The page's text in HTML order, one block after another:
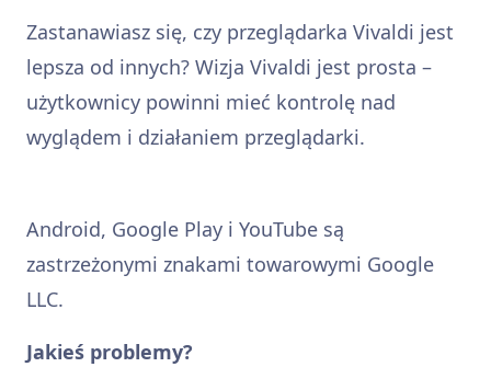
Zastanawiasz się, czy przeglądarka Vivaldi jest
lepsza od innych? Wizja Vivaldi jest prosta –
użytkownicy powinni mieć kontrolę nad
wyglądem i działaniem przeglądarki.
Android, Google Play i YouTube są
zastrzeżonymi znakami towarowymi Google
LLC.
Jakieś problemy?